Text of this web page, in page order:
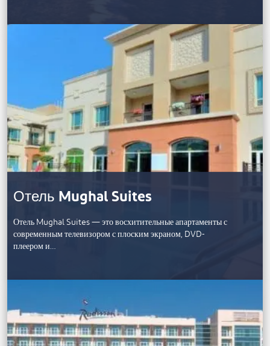
Отель Mughal Suites
Отель Mughal Suites — это восхитительные апартаменты с
современным телевизором с плоским экраном, DVD-
плеером и…